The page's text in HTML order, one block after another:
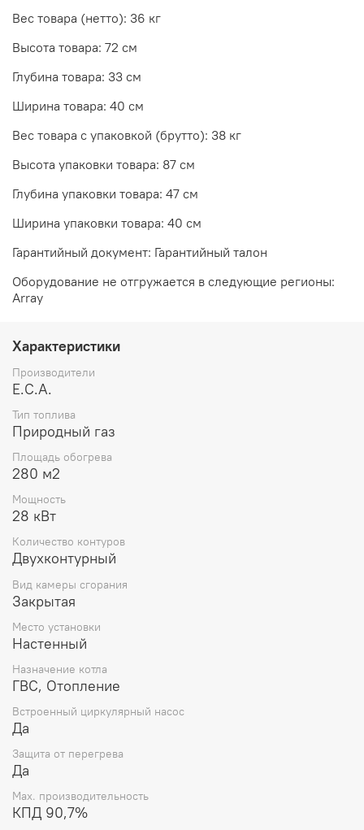
Вес товара (нетто): 36 кг
Высота товара: 72 см
Глубина товара: 33 см
Ширина товара: 40 см
Вес товара с упаковкой (брутто): 38 кг
Высота упаковки товара: 87 см
Глубина упаковки товара: 47 см
Ширина упаковки товара: 40 см
Гарантийный документ: Гарантийный талон
Оборудование не отгружается в следующие регионы:
Array
Характеристики
Производители
E.C.A.
Тип топлива
Природный газ
Площадь обогрева
280 м2
Мощность
28 кВт
Количество контуров
Двухконтурный
Вид камеры сгорания
Закрытая
Место установки
Настенный
Назначение котла
ГВС, Отопление
Встроенный циркулярный насос
Да
Защита от перегрева
Да
Max. производительность
КПД 90,7%